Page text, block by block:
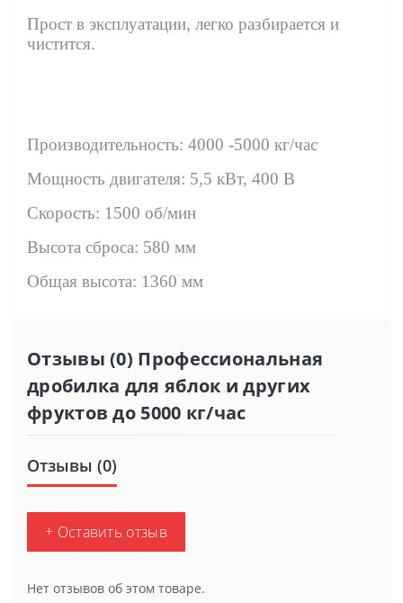
Прост в эксплуатации, легко разбирается и
чистится.
Производительность: 4000 -5000 кг/час
Мощность двигателя: 5,5 кВт, 400 В
Скорость: 1500 об/мин
Высота сброса: 580 мм
Общая высота: 1360 мм
Отзывы (0) Профессиональная
дробилка для яблок и других
фруктов до 5000 кг/час
Отзывы (0)
+ Оставить отзыв
Нет отзывов об этом товаре.